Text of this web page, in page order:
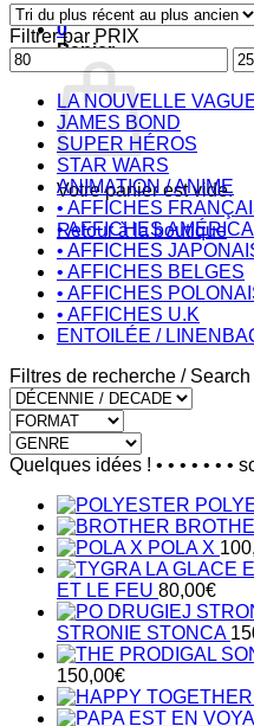
0
Panier
Votre panier est vide.
Retour à la boutique
Filtrer par PRIX
Prix
min
LA NOUVELLE
JAMES BOND
SUPER HÉROS
STAR WARS
ANIMATION / ANIME
• AFFICHES
• AFFICHES
• AFFICHES
• AFFICHES BELGES
• AFFICHES
• AFFICHES U.K
ENTOILÉE /
Filtres de recherche /
Quelques idées ! • • • • • • •
POLA X
ET LE FEU 80,00€
STRONIE STONCA
150,00€